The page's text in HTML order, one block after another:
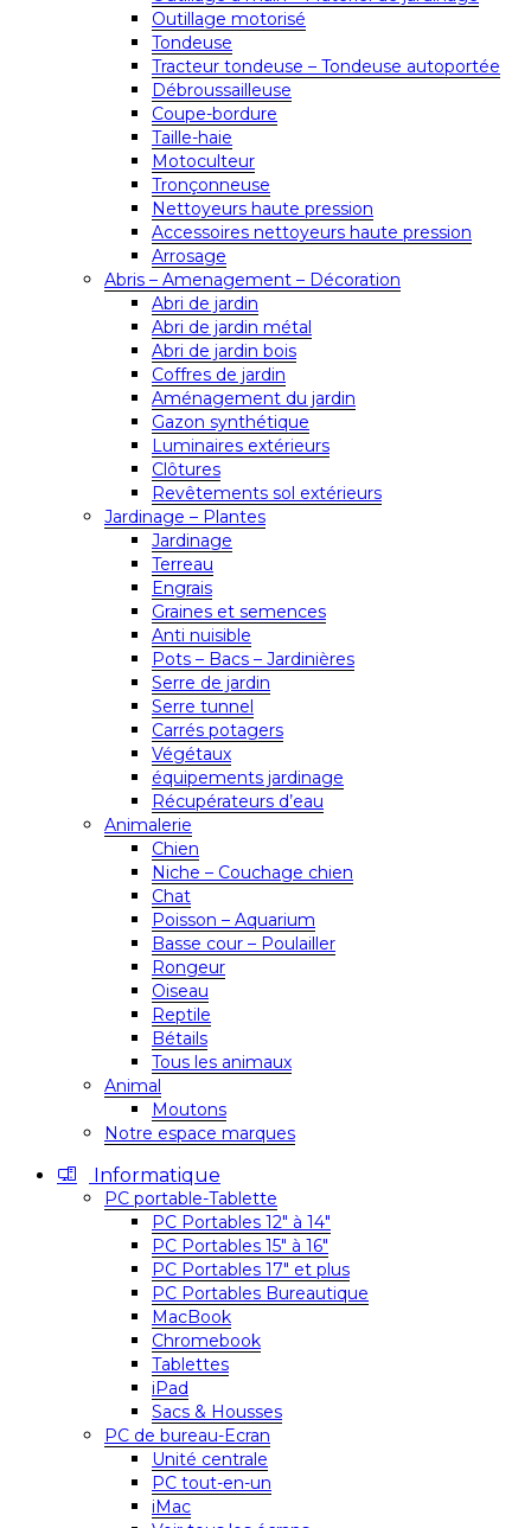
Outillage motorisé
Tondeuse
Tracteur tondeuse – Tondeuse autoportée
Débroussailleuse
Coupe-bordure
Taille-haie
Motoculteur
Tronçonneuse
Nettoyeurs haute pression
Accessoires nettoyeurs haute pression
Arrosage
Abris – Amenagement – Décoration
Abri de jardin
Abri de jardin métal
Abri de jardin bois
Coffres de jardin
Aménagement du jardin
Gazon synthétique
Luminaires extérieurs
Clôtures
Revêtements sol extérieurs
Jardinage – Plantes
Jardinage
Terreau
Engrais
Graines et semences
Anti nuisible
Pots – Bacs – Jardinières
Serre de jardin
Serre tunnel
Carrés potagers
Végétaux
équipements jardinage
Récupérateurs d’eau
Animalerie
Chien
Niche – Couchage chien
Chat
Poisson – Aquarium
Basse cour – Poulailler
Rongeur
Oiseau
Reptile
Bétails
Tous les animaux
Animal
Moutons
Notre espace marques
Informatique
PC portable-Tablette
PC Portables 12″ à 14″
PC Portables 15″ à 16″
PC Portables 17″ et plus
PC Portables Bureautique
MacBook
Chromebook
Tablettes
iPad
Sacs & Housses
PC de bureau-Ecran
Unité centrale
PC tout-en-un
iMac